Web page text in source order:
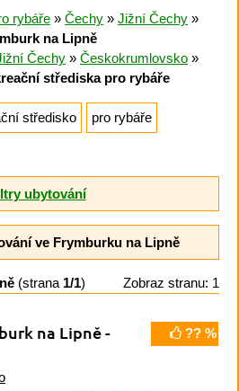
rybáře » Čechy » Jižní Čechy »
na Lipně
Čechy » Českokrumlovsko »
střediska pro rybáře
středisko
pro rybáře
ubytování
ve Frymburku na Lipně
(strana 1/1) Zobraz stranu: 1
?? %
na Lipně -